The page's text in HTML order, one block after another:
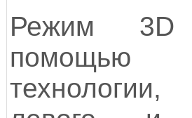
Режим 3D
помощью